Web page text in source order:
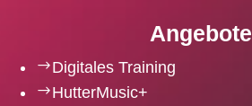
Angebote
$Digitales Training
$HutterMusic+